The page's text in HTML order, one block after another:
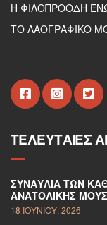
Η ΦΙΛΟΠΡΟΟΔΗ
ΤΟ ΛΑΟΓΡΑΦΙΚΟ
ΤΕΛΕΥΤΑΊΕΣ
ΣΥΝΑΥΛΊΑ ΤΩΝ
ΑΝΑΤΟΛΙΚΉΣ
18 ΙΟΥΝΊΟΥ, 2026